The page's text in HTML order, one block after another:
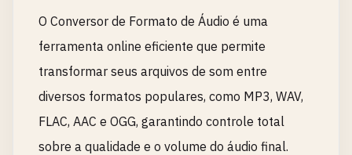
O Conversor de Formato de Áudio é uma
ferramenta online eficiente que permite
transformar seus arquivos de som entre
diversos formatos populares, como MP3, WAV,
FLAC, AAC e OGG, garantindo controle total
sobre a qualidade e o volume do áudio final.